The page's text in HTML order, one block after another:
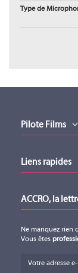
Type de
Pilote Films
Liens rapides
ACCRO, la
Ne manquez rien
Vous êtes